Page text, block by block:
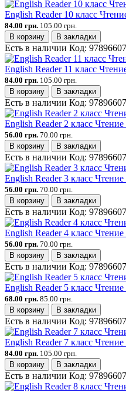
English Reader 10 класс
84.00 грн. 105.00 грн.
В корзину
В закладки
Есть в наличии Код:
English Reader 11 класс
84.00 грн. 105.00 грн.
В корзину
В закладки
Есть в наличии Код:
English Reader 2 класс
56.00 грн. 70.00 грн.
В корзину
В закладки
Есть в наличии Код:
English Reader 3 класс
56.00 грн. 70.00 грн.
В корзину
В закладки
Есть в наличии Код:
English Reader 4 класс
56.00 грн. 70.00 грн.
В корзину
В закладки
Есть в наличии Код:
English Reader 5 класс
68.00 грн. 85.00 грн.
В корзину
В закладки
Есть в наличии Код:
English Reader 7 класс
84.00 грн. 105.00 грн.
В корзину
В закладки
Есть в наличии Код: